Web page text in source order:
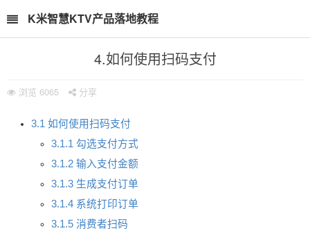
K米智慧KTV产品落地教程
4.如何使用扫码支付
浏览 6065 分享
3.1 如何使用扫码支付
3.1.1 勾选支付方式
3.1.2 输入支付金额
3.1.3 生成支付订单
3.1.4 系统打印订单
3.1.5 消费者扫码